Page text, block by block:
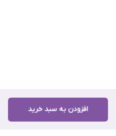
افزودن به سبد خرید